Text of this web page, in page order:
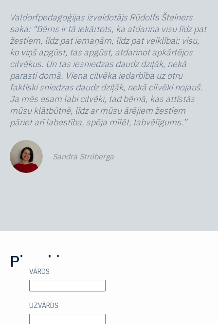
Valdorfpedagoģijas izveidotājs Rūdolfs Šteiners
saka: “Bērns ir tā iekārtots, ka atdarina visu līdz pat
žestiem, līdz pat iemaņām, līdz pat veiklībai; visu,
ko viņš apgūst, tas apgūst, atdarinot apkārtējos
cilvēkus. Un tas iesniedzas daudz dziļāk, nekā
parasti domā. Viena cilvēka iedarbība uz otru
faktiski sniedzas daudz dziļāk, nekā cilvēki nojauš.
Ja mēs esam labi cilvēki, tad bērnā, kas attīstās
mūsu klātbūtnē, līdz ar mūsu ārējiem žestiem
pāriet arī labestība, spēja mīlēt, labvēlīgums.”
Sandra Strūberga
Piesakies:
VĀRDS
UZVĀRDS